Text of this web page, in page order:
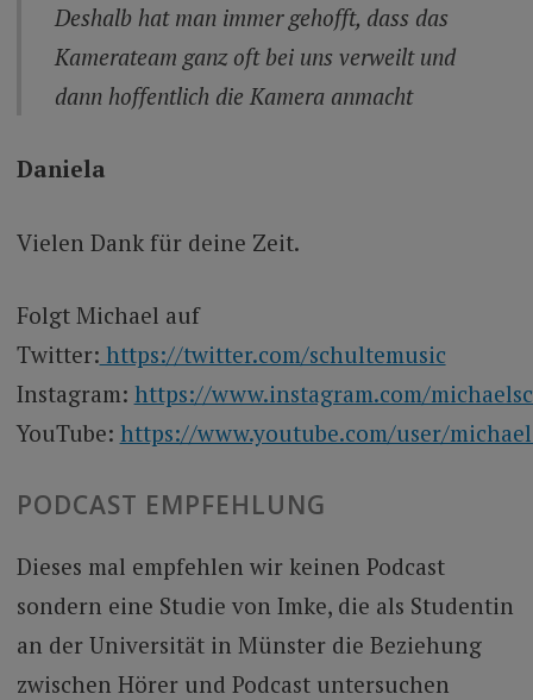
Deshalb hat man immer gehofft, dass das
Kamerateam ganz oft bei uns verweilt und
dann hoffentlich die Kamera anmacht
Daniela
Vielen Dank für deine Zeit.
Folgt Michael auf
Twitter: https://twitter.com/schultemusic
Instagram: https://www.instagram.com/
YouTube: https://www.youtube.com/user/
PODCAST EMPFEHLUNG
Dieses mal empfehlen wir keinen Podcast
sondern eine Studie von Imke, die als Studentin
an der Universität in Münster die Beziehung
zwischen Hörer und Podcast untersuchen